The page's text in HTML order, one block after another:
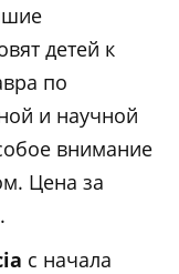
детей к
по
и научной
внимание
Цена за
с начала